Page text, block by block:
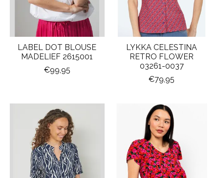
LABEL DOT BLOUSE
MADELIEF 2615001
€99,95
LYKKA CELESTINA
RETRO FLOWER
03261-0037
€79,95